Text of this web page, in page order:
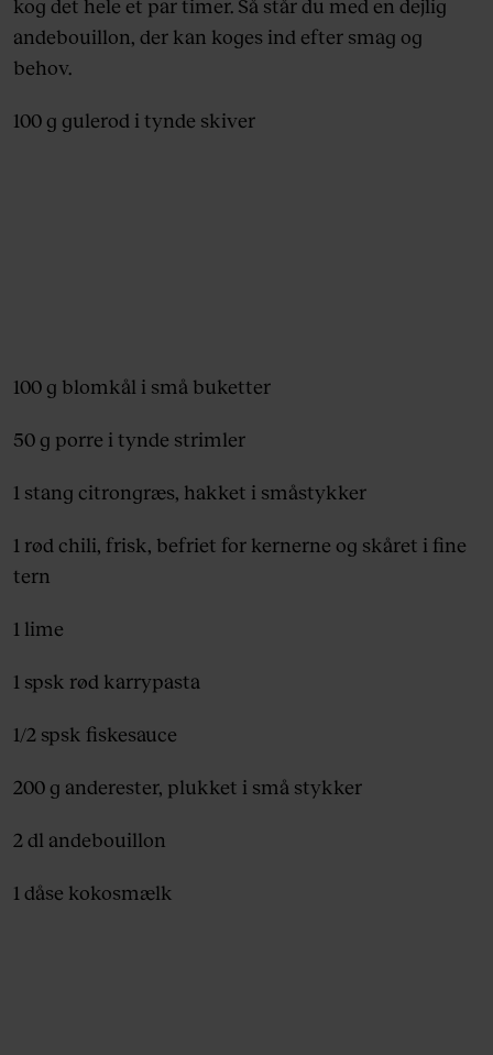
kog det hele et par timer. Så står du med en dejlig
andebouillon, der kan koges ind efter smag og
behov.
100 g gulerod i tynde skiver
100 g blomkål i små buketter
50 g porre i tynde strimler
1 stang citrongræs, hakket i småstykker
1 rød chili, frisk, befriet for kernerne og skåret i fine
tern
1 lime
1 spsk rød karrypasta
1/2 spsk fiskesauce
200 g anderester, plukket i små stykker
2 dl andebouillon
1 dåse kokosmælk